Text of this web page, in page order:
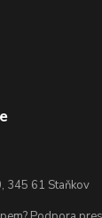
345 61 Staňkov